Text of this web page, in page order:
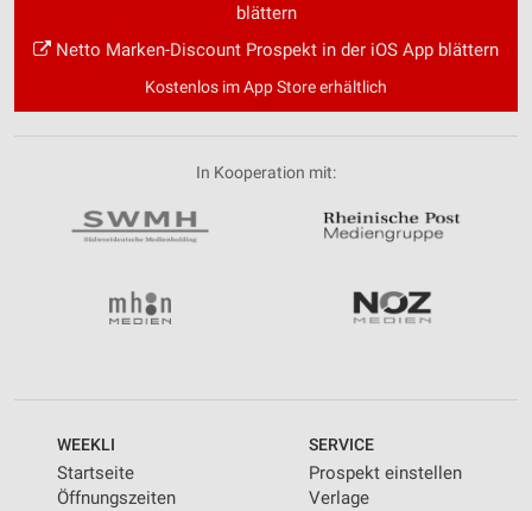
blättern
Netto Marken-Discount Prospekt in der iOS App blättern
Kostenlos im App Store erhältlich
In Kooperation mit:
WEEKLI
Startseite
Öffnungszeiten
SERVICE
Prospekt einstellen
Verlage